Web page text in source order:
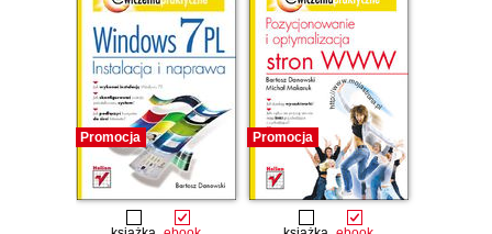
Promocja Promocja